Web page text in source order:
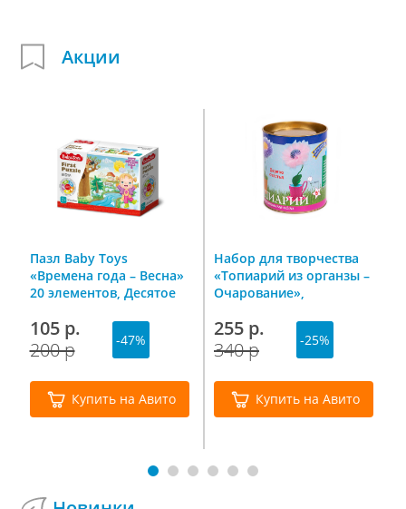
Акции
Пазл Baby Toys
«Времена года – Весна»
20 элементов, Десятое
105 р.
200 р
-47%
Купить на Авито
Набор для творчества
«Топиарий из органзы –
Очарование»,
255 р.
340 р
-25%
Купить на Авито